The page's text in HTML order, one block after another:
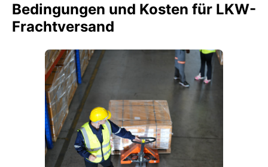
Bedingungen und Kosten für LKW-
Frachtversand